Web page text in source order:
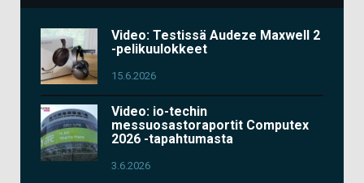
Video: Testissä Audeze Maxwell 2
-pelikuulokkeet
15.6.2026
Video: io-techin
messuosastoraportit Computex
2026 -tapahtumasta
3.6.2026